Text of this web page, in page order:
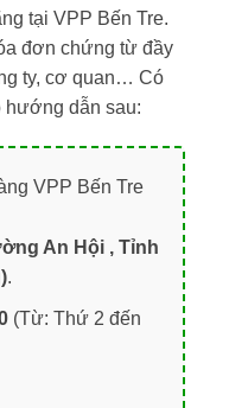
tại VPP Bến Tre.
đơn chứng từ đầy
ty, cơ quan… Có
hướng dẫn sau:
VPP Bến Tre
An Hội , Tỉnh
.
(Từ: Thứ 2 đến